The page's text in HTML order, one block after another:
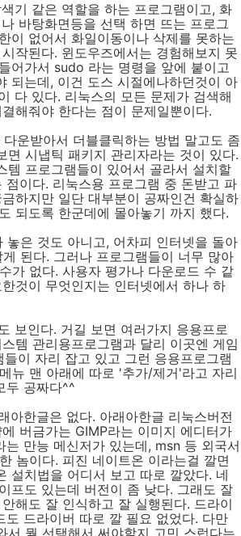
기 같은 역할을 하는 프로그램이고, 화
바탕화면등을 선택 하면 뜨는 프로그
이 없어서 화일이동이나 삭제를 못하는
작된다. 윈도우즈에서는 경험해보지 못
어가서 sudo 라는 명령을 앞에 붙이고
되는데, 이건 도스 시절에나하던것이 아
다 있다. 리눅스의 모든 문제가 검색해
해줘야 한다는 점이 문제일뿐이다.
운받아서 더블클릭하는 방법 말고도 좀
시냅틱 패키지 관리자라는 것이 있다.
템 프로그램들이 있어서 골라서 설치할
이다. 리눅스용 프로그램 중 돈받고 파
하지만 일단 대부분이 공짜인건 확실하
되도록 한군데에 몰아놓기 까지 했다.
은 것도 아니고, 어차피 인터넷을 돌아
된다. 그러나 프로그램들이 너무 많아
가 없다. 사용자 평가나 다운로드 수 같
것이 무엇인지는 인터넷에서 하나 하
보인다. 거길 보면 여러가지 응용프로
템 관리용프로그램과 달리 이곳엔 게임
이 자리 잡고 있고 그런 응용프로그램
뉴 맨 아래에 따로 '추가/제거'라고 자리
두 공짜다^^
아한글은 없다. 아래아한글 리눅스버전
버금가는 GIMP라는 이미지 에디터가
만능 메신저가 있는데, msn 등 외국서
놈이다. 피진 네이트온 이라는걸 깔면
설치법을 어디서 보고 따로 깔았다. 네
프도 있는데 버전이 좀 낮다. 그래도 잘
해도 잘 인식하고 잘 실행된다. 드라이
드라이버 따로 깔 필요 없었다. 다만
서 뭘 선택해서 써야할지 고민 스럽다는